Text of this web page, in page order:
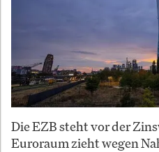
Die EZB steht vor der
Euroraum zieht wegen